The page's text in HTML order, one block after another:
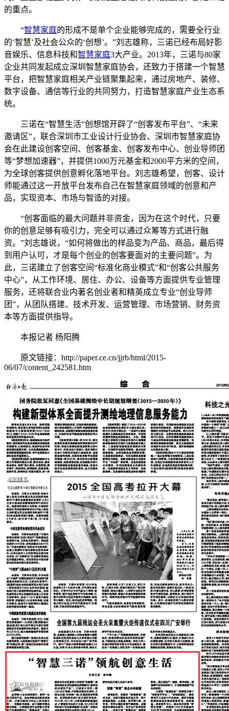
的重点。
“智慧家庭的形成不是单个企业能够完成的，需要全行业
的‘智慧’及社会公众的‘创想’。”刘志雄称，三诺已经布局好影
音娱乐、信息科技和智慧家庭3大产业。2013年，三诺与80家
企业共同发起成立深圳智慧家庭协会，还致力于搭建一个智慧
平台，把智慧家庭相关产业链聚集起来，通过房地产、装修、
数字设备、通信等行业的共同努力，打造智慧家庭产业生态系
统。
三诺在“智慧生活”创想馆开辟了“创客发布平台”、“未来
邀请区”，联合深圳市工业设计行业协会、深圳市智慧家庭协
会在此建设创客空间、创客基金、创客发布中心、创业导师团
等“梦想加速器”，并提供1000万元基金和2000平方米的空间，
为全球创客提供创意孵化落地平台。刘志雄希望，创客、设计
师能通过这一开放平台发布自己在智慧家庭领域的创意和产
品，实现资本、市场与智造的对接。
“创客面临的最大问题并非资金，因为在这个时代，只要
你的创意足够有吸引力，完全可以通过众筹等方式进行融
资。”刘志雄说，“如何将做出的样品变为产品、商品，最后得
到用户认可，才是每个创业的创客要面对的主要问题”。为
此，三诺建立了创客空间“标准化商业模式”和“创客公共服务
中心”，从工作环境、居住、办公、设备等方面提供专业管理
服务，还将联合业内著名创业者和精英成立专业“创业导师
团”，从团队搭建、技术开发、运营管理、市场营销、财务资
本等方面提供指导。
本报记者 杨阳腾
原文链接：http://paper.ce.cn/jjrb/html/2015-
06/07/content_242581.htm